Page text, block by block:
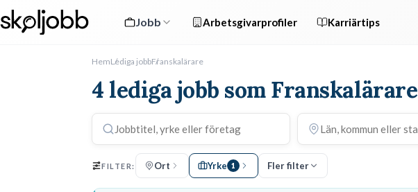
Jobb Arbetsgivarprofiler Karriärtips
HemLediga jobbFranskalärare
4 lediga jobb som Franskalärare
FILTER: Ort Yrke 1 Fler filter